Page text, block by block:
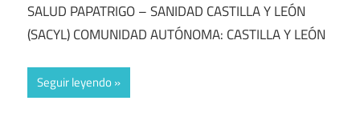
SALUD PAPATRIGO – SANIDAD CASTILLA Y LEÓN
(SACYL) COMUNIDAD AUTÓNOMA: CASTILLA Y LEÓN
Seguir leyendo